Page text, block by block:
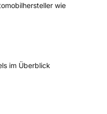
wie
im Überblick